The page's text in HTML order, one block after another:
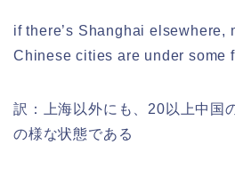
if there’s Shanghai elsewhere,
Chinese cities are under some
訳：上海以外にも、20以上中国
の様な状態である